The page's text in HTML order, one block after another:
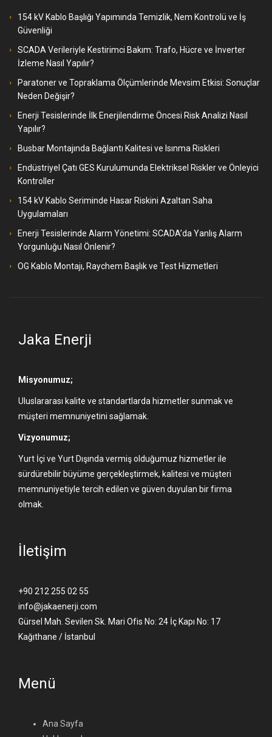
154 kV Kablo Başlığı Yapımında Temizlik, Nem Kontrolü ve İş
Güvenliği
SCADA Verileriyle Kestirimci Bakım: Trafo, Hücre ve İnverter
İzleme Nasıl Yapılır?
Paratoner ve Topraklama Ölçümlerinde Mevsim Etkisi: Sonuçlar
Neden Değişir?
Enerji Tesislerinde İlk Enerjilendirme Öncesi Risk Analizi Nasıl
Yapılır?
Busbar Montajında Bağlantı Kalitesi ve Isınma Riskleri
Endüstriyel Çatı GES Kurulumunda Elektriksel Riskler ve Önleyici
Kontroller
154 kV Kablo Seriminde Hasar Riskini Azaltan Saha
Uygulamaları
Enerji Tesislerinde Alarm Yönetimi: SCADA’da Yanlış Alarm
Yorgunluğu Nasıl Önlenir?
OG Kablo Montajı, Raychem Başlık ve Test Hizmetleri
Jaka Enerji
Misyonumuz;
Uluslararası kalite ve standartlarda hizmetler sunmak ve
müşteri memnuniyetini sağlamak.
Vizyonumuz;
Yurt İçi ve Yurt Dışında vermiş olduğumuz hizmetler ile
sürdürebilir büyüme gerçekleştirmek, kalitesi ve müşteri
memnuniyetiyle tercih edilen ve güven duyulan bir firma
olmak.
İletişim
+90 212 255 02 55
info@jakaenerji.com
Gürsel Mah. Sevilen Sk. Mari Ofis No: 24 İç Kapı No: 17
Kağıthane / İstanbul
Menü
Ana Sayfa